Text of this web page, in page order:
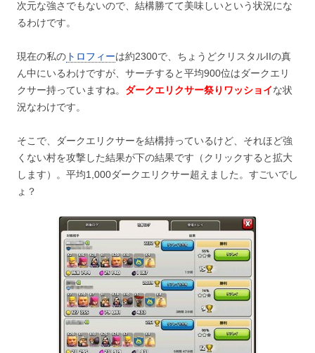
次元な強さでもないので、結構勝てて美味しいという状況にな
るわけです。
現在の私の トロフィーは約2300で、ちょうどクリスタルIIの真
ん中にいるわけですが、サーチすると平均900位はダークエリ
クサー持っていますね。 ダークエリクサー祭りワッショイな状
況なわけです。
そこで、ダークエリクサーを結構持っているけど、それほど強
くない村を攻撃した結果が下の結果です（クリックすると拡大
します）。平均1,000ダークエリクサー超えました。すごいでし
ょ？